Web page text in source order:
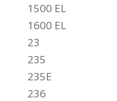
1500 EL
1600 EL
23
235
235E
236